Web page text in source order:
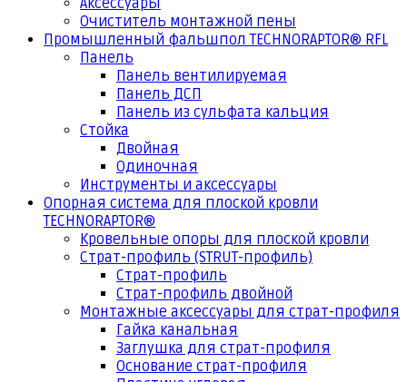
Аксессуары
Очиститель монтажной пены
Промышленный фальшпол TECHNORAPTOR® RFL
Панель
Панель вентилируемая
Панель ДСП
Панель из сульфата кальция
Стойка
Двойная
Одиночная
Инструменты и аксессуары
Опорная система для плоской кровли
TECHNORAPTOR®
Кровельные опоры для плоской кровли
Страт-профиль (STRUT-профиль)
Страт-профиль
Страт-профиль двойной
Монтажные аксессуары для страт-профиля
Гайка канальная
Заглушка для страт-профиля
Основание страт-профиля